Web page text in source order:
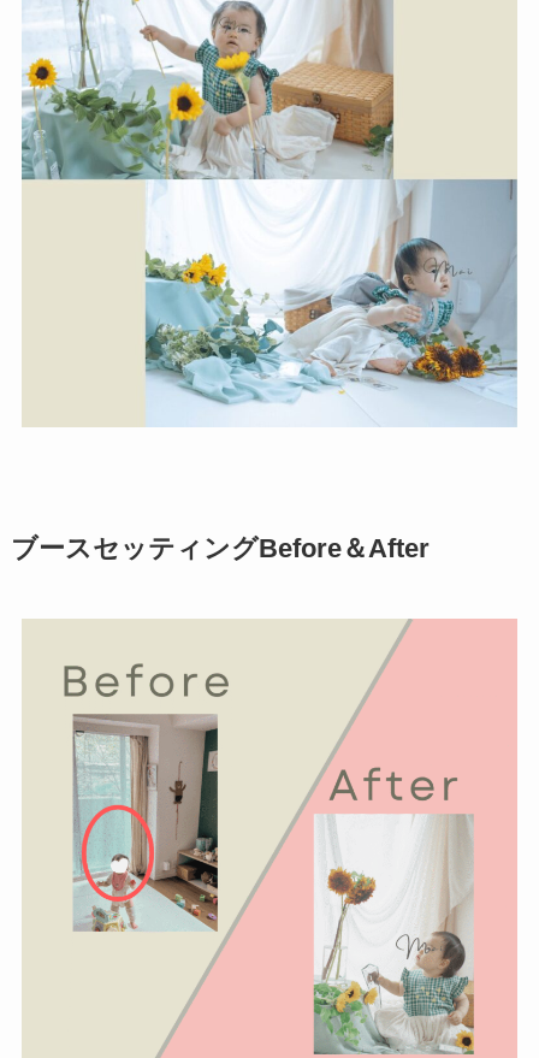
ブースセッティングBefore＆After